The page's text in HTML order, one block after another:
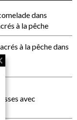
dans
à la pêche
à la pêchedans
avec